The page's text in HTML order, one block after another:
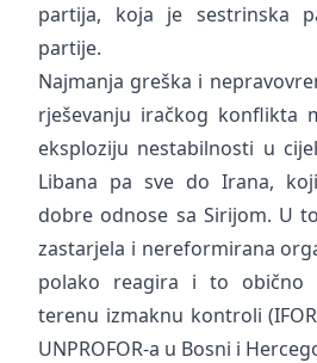
partija, koja je sestrinska
partije.
Najmanja greška i
rješevanju iračkog konflikta
eksploziju nestabilnosti u
Libana pa sve do Irana,
dobre odnose sa Sirijom. U
zastarjela i nereformirana
polako reagira i to obično
terenu izmaknu kontroli
UNPROFOR-a u Bosni i